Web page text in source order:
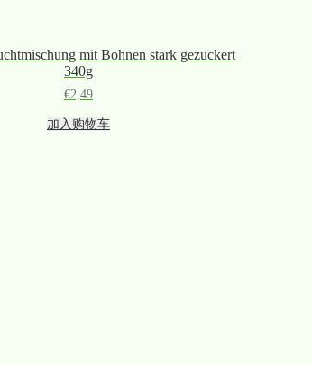
mit Bohnen stark gezuckert
340g
€2,49
加入购物车